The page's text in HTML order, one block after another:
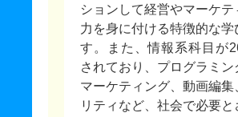
ションして経営やマーケテ
力を身に付ける特徴的な学
す。また、情報系科目が
されており、プログラミ
マーケティング、動画編集
リティなど、社会で必要と